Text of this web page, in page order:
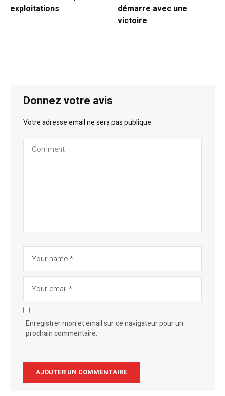
exploitations
démarre avec une
victoire
Donnez votre avis
Votre adresse email ne sera pas publique.
Enregistrer mon et email sur ce navigateur pour un
prochain commentaire.